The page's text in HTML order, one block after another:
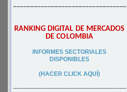
–––––––––––––––––––––––––––––––––
RANKING DIGITAL DE MERCADOS
DE COLOMBIA
INFORMES SECTORIALES
DISPONIBLES
(HACER CLICK AQUÍ)
–––––––––––––––––––––––––––––––––